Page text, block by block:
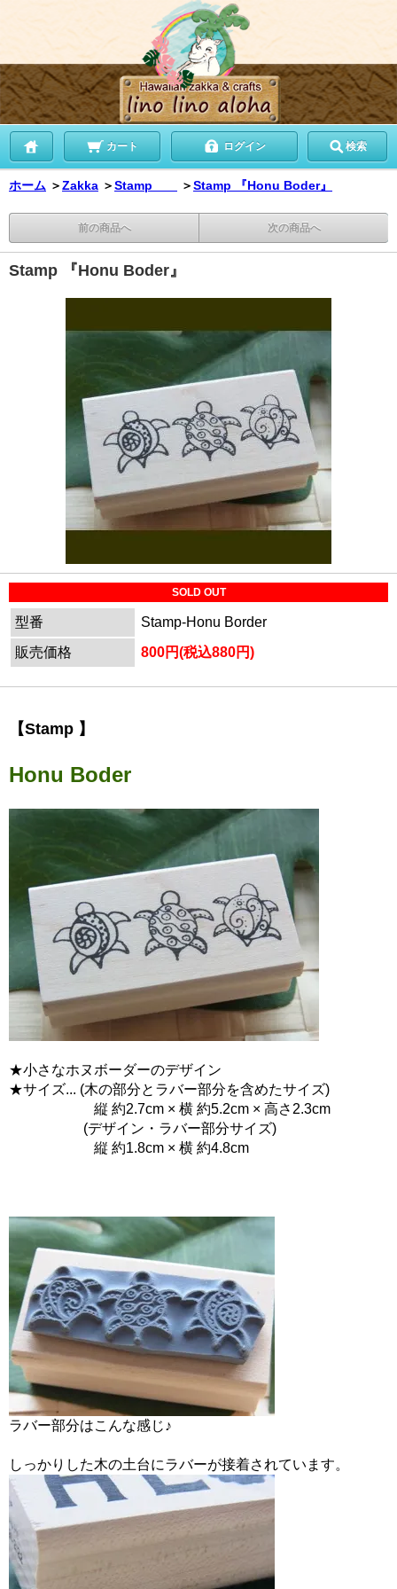
カート ログイン 検索
ホーム ＞Zakka ＞Stamp ＞Stamp 『Honu Boder』
前の商品へ 次の商品へ
Stamp 『Honu Boder』
SOLD OUT
型番
Stamp-Honu Border
販売価格
800円(税込880円)
【Stamp 】
Honu Boder
★小さなホヌボーダーのデザイン
★サイズ... (木の部分とラバー部分を含めたサイズ)
縦 約2.7cm × 横 約5.2cm × 高さ2.3cm
(デザイン・ラバー部分サイズ)
縦 約1.8cm × 横 約4.8cm
ラバー部分はこんな感じ♪
しっかりした木の土台にラバーが接着されています。